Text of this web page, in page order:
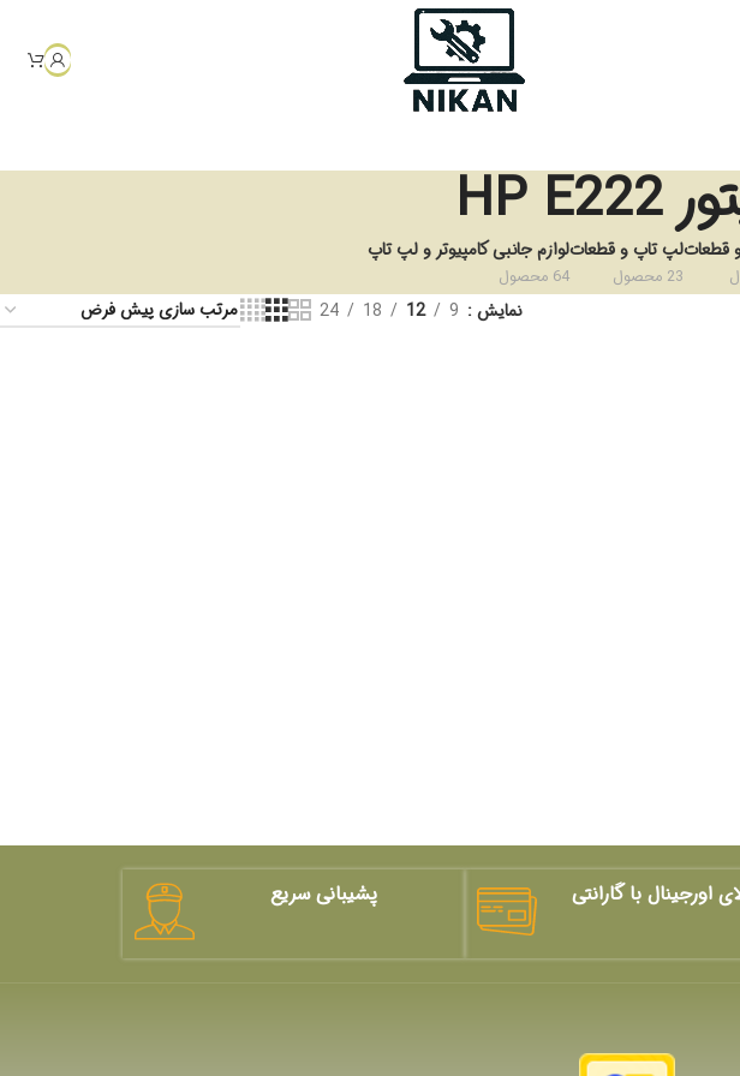
و قطعاتلپ تاپ و قطعات
23 محصول
لوازم جانبی کامپیوتر و لپ تاپ
64 محصول
نمایش 9
12
18
24
اورجینال با گارانتی پشیبانی سریع